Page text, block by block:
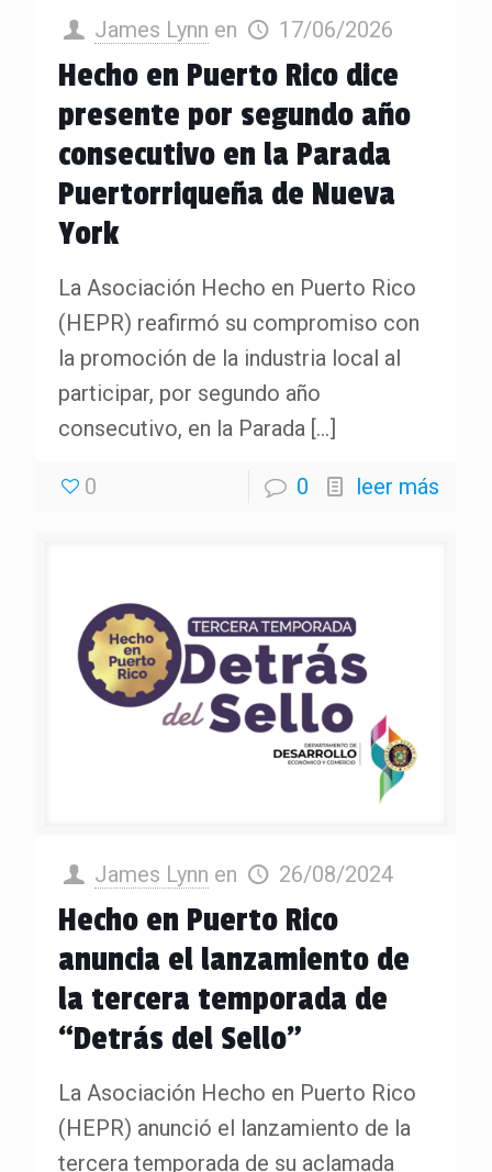
James Lynn en 17/06/2026
Hecho en Puerto Rico dice
presente por segundo año
consecutivo en la Parada
Puertorriqueña de Nueva
York
La Asociación Hecho en Puerto Rico
(HEPR) reafirmó su compromiso con
la promoción de la industria local al
participar, por segundo año
consecutivo, en la Parada […]
0 0 leer más
James Lynn en 26/08/2024
Hecho en Puerto Rico
anuncia el lanzamiento de
la tercera temporada de
“Detrás del Sello”
La Asociación Hecho en Puerto Rico
(HEPR) anunció el lanzamiento de la
tercera temporada de su aclamada